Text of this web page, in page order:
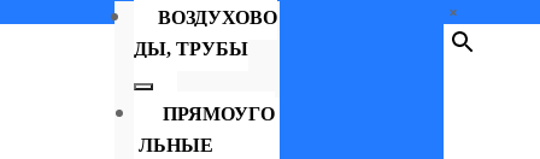
ВОЗДУХОВО
ДЫ, ТРУБЫ
ПРЯМОУГО
ЛЬНЫЕ
×